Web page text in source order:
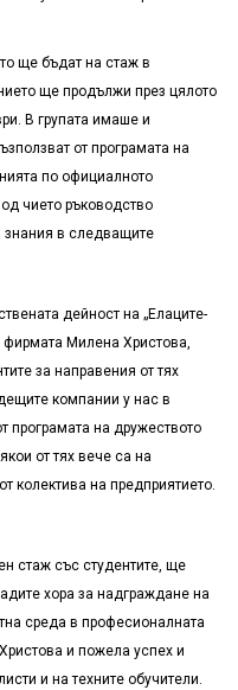
ще бъдат на стаж в
ще продължи през цялото
В групата имаше и
от програмата на
по официалното
чието ръководство
знания в следващите
дейност на „Елаците-
фирмата Милена Христова,
за направения от тях
компании у нас в
програмата на дружеството
от тях вече са на
колектива на предприятието.
стаж със студентите, ще
хора за надграждане на
среда в професионалната
и пожела успех и
и на техните обучители.